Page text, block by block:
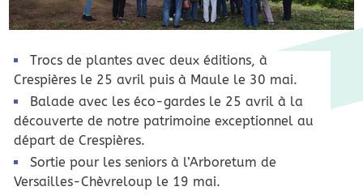
Trocs de plantes avec deux éditions, à
Crespières le 25 avril puis à Maule le 30 mai.
Balade avec les éco-gardes le 25 avril à la
découverte de notre patrimoine exceptionnel au
départ de Crespières.
Sortie pour les seniors à l’Arboretum de
Versailles-Chèvreloup le 19 mai.